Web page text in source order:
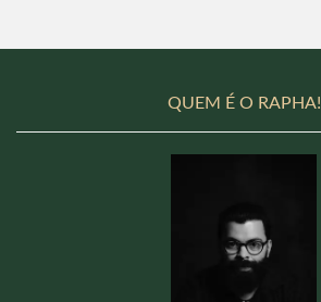
QUEM É O RAPHA!